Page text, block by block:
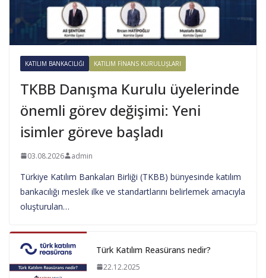
KATILIM BANKACILIĞI KATILIM FINANS KURULUŞLARI
TKBB Danışma Kurulu üyelerinde
önemli görev değişimi: Yeni
isimler göreve başladı
03.08.2026 admin
Türkiye Katılım Bankaları Birliği (TKBB) bünyesinde katılım
bankacılığı meslek ilke ve standartlarını belirlemek amacıyla
oluşturulan…
Türk Katılım Reasürans nedir?
22.12.2025